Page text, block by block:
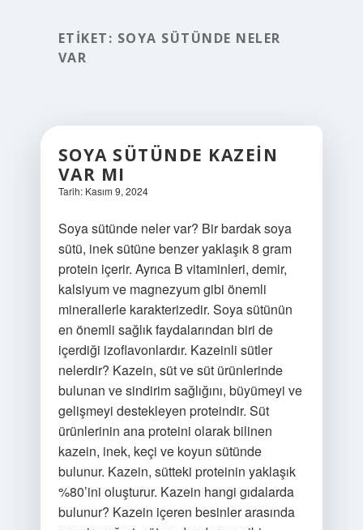
ETIKET: SOYA SÜTÜNDE NELER
VAR
SOYA SÜTÜNDE KAZEIN
VAR MI
Tarih: Kasım 9, 2024
Soya sütünde neler var? Bir bardak soya
sütü, inek sütüne benzer yaklaşık 8 gram
protein içerir. Ayrıca B vitaminleri, demir,
kalsiyum ve magnezyum gibi önemli
minerallerle karakterizedir. Soya sütünün
en önemli sağlık faydalarından biri de
içerdiği izoflavonlardır. Kazeinli sütler
nelerdir? Kazein, süt ve süt ürünlerinde
bulunan ve sindirim sağlığını, büyümeyi ve
gelişmeyi destekleyen proteindir. Süt
ürünlerinin ana proteini olarak bilinen
kazein, inek, keçi ve koyun sütünde
bulunur. Kazein, sütteki proteinin yaklaşık
%80’ini oluşturur. Kazein hangi gıdalarda
bulunur? Kazein içeren besinler arasında